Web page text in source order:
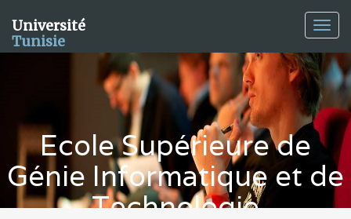
Université
Tunisie
Ecole Supérieure de
Génie Informatique et de
Technologie